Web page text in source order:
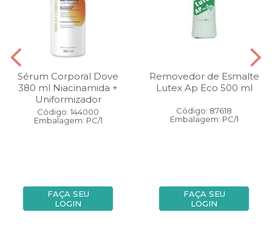
Sérum Corporal Dove
380 ml Niacinamida +
Uniformizador
Código: 144000
Embalagem: PC/1
FAÇA SEU
LOGIN
Removedor de Esmalte
Lutex Ap Eco 500 ml
Código: 87618
Embalagem: PC/1
FAÇA SEU
LOGIN